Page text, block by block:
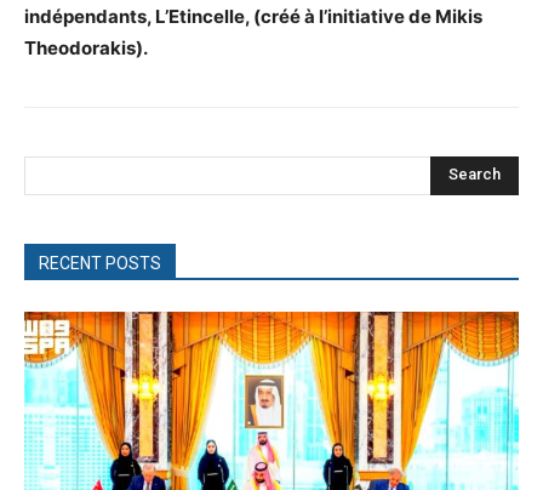
indépendants, L’Etincelle, (créé à l’initiative de Mikis
Theodorakis).
Search
RECENT POSTS